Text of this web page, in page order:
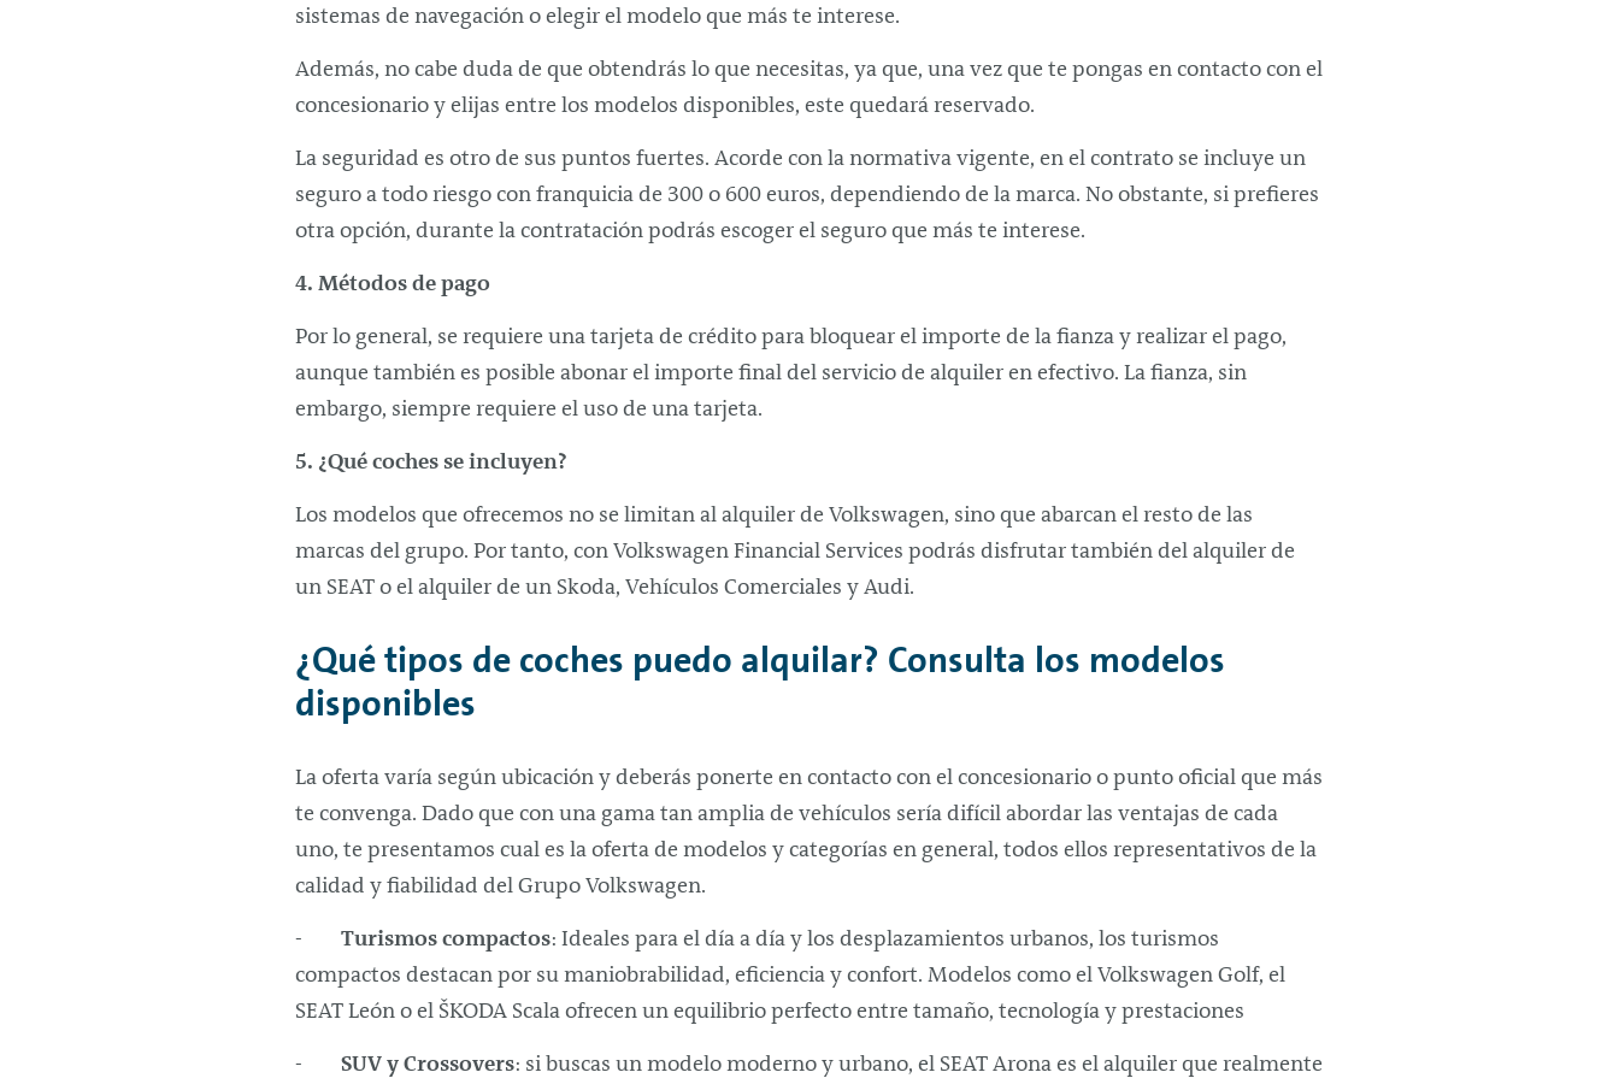
sistemas de navegación o elegir el modelo que más te interese.
Además, no cabe duda de que obtendrás lo que necesitas, ya que, una vez que te pongas en contacto con el
concesionario y elijas entre los modelos disponibles, este quedará reservado.
La seguridad es otro de sus puntos fuertes. Acorde con la normativa vigente, en el contrato se incluye un
seguro a todo riesgo con franquicia de 300 o 600 euros, dependiendo de la marca. No obstante, si prefieres
otra opción, durante la contratación podrás escoger el seguro que más te interese.
4. Métodos de pago
Por lo general, se requiere una tarjeta de crédito para bloquear el importe de la fianza y realizar el pago,
aunque también es posible abonar el importe final del servicio de alquiler en efectivo. La fianza, sin
embargo, siempre requiere el uso de una tarjeta.
5. ¿Qué coches se incluyen?
Los modelos que ofrecemos no se limitan al alquiler de Volkswagen, sino que abarcan el resto de las
marcas del grupo. Por tanto, con Volkswagen Financial Services podrás disfrutar también del alquiler de
un SEAT o el alquiler de un Skoda, Vehículos Comerciales y Audi.
¿Qué tipos de coches puedo alquilar? Consulta los modelos
disponibles
La oferta varía según ubicación y deberás ponerte en contacto con el concesionario o punto oficial que más
te convenga. Dado que con una gama tan amplia de vehículos sería difícil abordar las ventajas de cada
uno, te presentamos cual es la oferta de modelos y categorías en general, todos ellos representativos de la
calidad y fiabilidad del Grupo Volkswagen.
-Turismos compactos: Ideales para el día a día y los desplazamientos urbanos, los turismos
compactos destacan por su maniobrabilidad, eficiencia y confort. Modelos como el Volkswagen Golf, el
SEAT León o el ŠKODA Scala ofrecen un equilibrio perfecto entre tamaño, tecnología y prestaciones
-SUV y Crossovers: si buscas un modelo moderno y urbano, el SEAT Arona es el alquiler que realmente